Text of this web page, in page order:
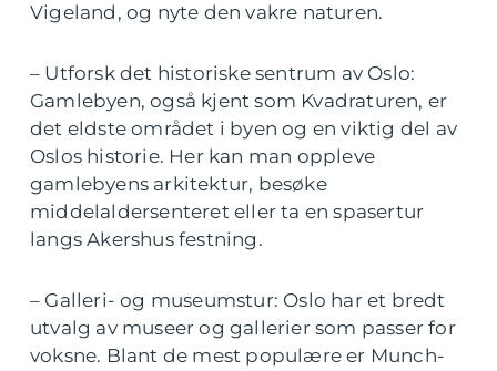
Vigeland, og nyte den vakre naturen.
– Utforsk det historiske sentrum av Oslo:
Gamlebyen, også kjent som Kvadraturen, er
det eldste området i byen og en viktig del av
Oslos historie. Her kan man oppleve
gamlebyens arkitektur, besøke
middelaldersenteret eller ta en spasertur
langs Akershus festning.
– Galleri- og museumstur: Oslo har et bredt
utvalg av museer og gallerier som passer for
voksne. Blant de mest populære er Munch-